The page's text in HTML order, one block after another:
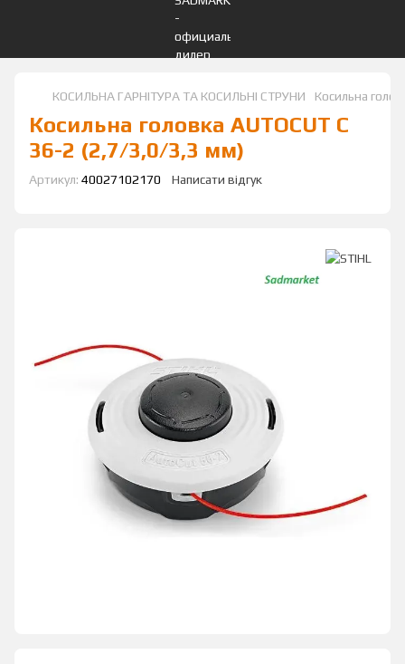
КОСИЛЬНА ГАРНІТУРА ТА КОСИЛЬНІ СТРУНИ Косильна
Косильна головка AUTOCUT С
36-2 (2,7/3,0/3,3 мм)
Артикул: 40027102170 Написати відгук